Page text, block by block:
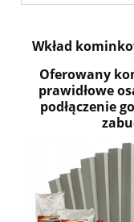
Wkład
Oferowany
prawidłowe
podłączenie